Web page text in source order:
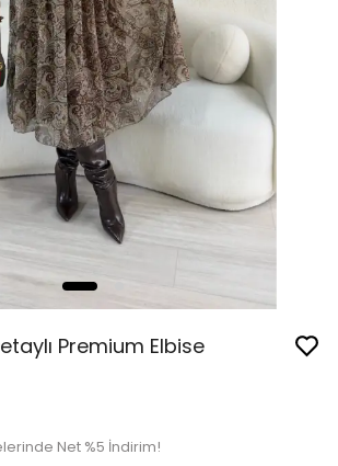
Premium Elbise
Net %5 İndirim!